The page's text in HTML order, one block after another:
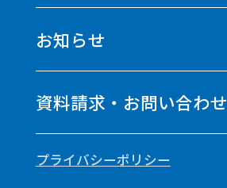
お知らせ
資料請求・お問い合わせ
プライバシーポリシー